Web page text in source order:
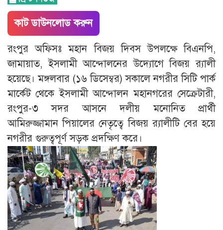
কাট ডাউনলোড করুন
রংপুর অফিসঃ মহান বিজয় দিবস উপলক্ষে বিএনপি,
জামায়াত, ইসলামী আন্দোলনের উদ্যোগে বিজয় র‌্যালী
হয়েছে। মঙ্গলবার (১৬ ডিসেম্বর) সকালে নগরীর সিটি পার্ক
মার্কেট থেকে ইসলামী আন্দোলন মহানগরের সেক্রেটারী,
রংপুর-৩ সদর আসনে দলীয় মনোনিত প্রার্থী
আমিরুজ্জামান পিয়ালের নেতৃত্বে বিজয় র‌্যালীটি বের হয়ে
নগরীর গুরুত্বপূর্ণ সড়ক প্রদক্ষিণ করে।